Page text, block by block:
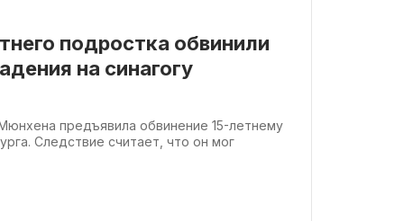
подростка обвинили
на синагогу
предъявила обвинение 15-летнему
Следствие считает, что он мог